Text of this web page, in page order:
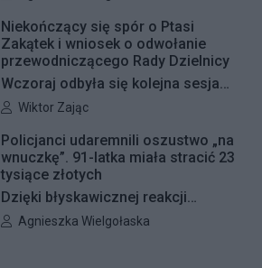
interpelację, w której proponuje
wyznaczenie kolejnych stref FREE
GRAFFITI we współpracy z
Zarządem Dróg Miejskich.
Niekończący się spór o Ptasi
Zakątek i wniosek o odwołanie
przewodniczącego Rady Dzielnicy
Wczoraj odbyła się kolejna sesja
poświęcona procedowaniu
Rady Dzielnicy Żoliborz w sprawie
zaniechania budowy zespołu
przedszkolno-żłobkowego przy ul.
Ficowskiego. Po blisko pięciu
Autor artykułu:
Wiktor Zając
Policjanci udaremnili oszustwo „na
wnuczkę”. 91-latka miała stracić 23
tysiące złotych
Dzięki błyskawicznej reakcji
kryminalnych 91-letnia mieszkanka
Autor artykułu:
Agnieszka Wielgołaska